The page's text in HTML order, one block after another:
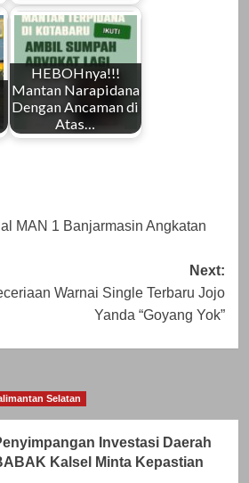
HEBOHnya!!!
Mantan Narapidana
Dengan Ancaman di
Atas…
MAN 1 Banjarmasin Angkatan
Next:
Warnai Single Terbaru Jojo
Yanda “Goyang Yok”
Selatan
Investasi Daerah
Kalsel Minta Kepastian